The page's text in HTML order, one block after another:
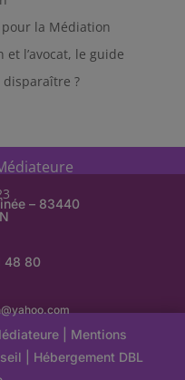
la Médiation
et l’avocat, le guide
disparaître ?
– 83440
48 80
| Mentions
Hébergement DBL